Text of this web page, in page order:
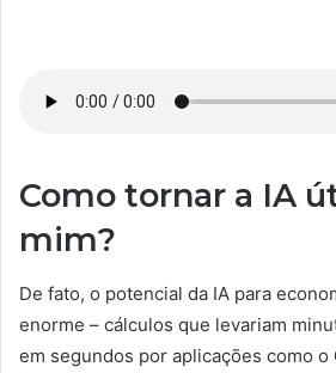
Como tornar a IA
mim?
De fato, o potencial da IA para
enorme – cálculos que levariam
em segundos por aplicações como o